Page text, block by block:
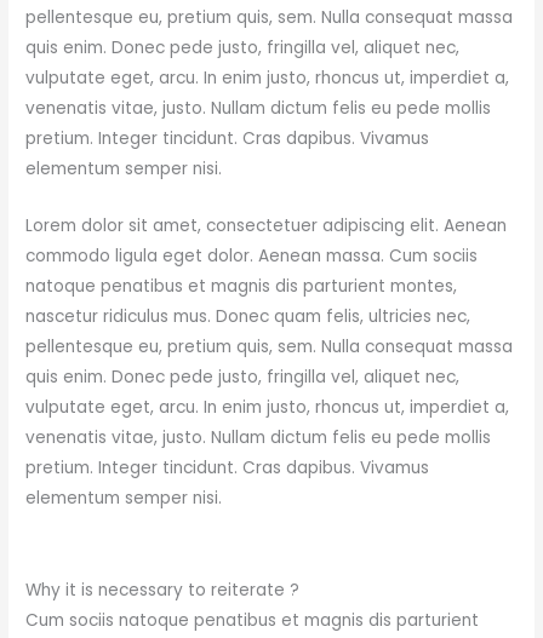
pellentesque eu, pretium quis, sem. Nulla consequat massa
quis enim. Donec pede justo, fringilla vel, aliquet nec,
vulputate eget, arcu. In enim justo, rhoncus ut, imperdiet a,
venenatis vitae, justo. Nullam dictum felis eu pede mollis
pretium. Integer tincidunt. Cras dapibus. Vivamus
elementum semper nisi.
Lorem dolor sit amet, consectetuer adipiscing elit. Aenean
commodo ligula eget dolor. Aenean massa. Cum sociis
natoque penatibus et magnis dis parturient montes,
nascetur ridiculus mus. Donec quam felis, ultricies nec,
pellentesque eu, pretium quis, sem. Nulla consequat massa
quis enim. Donec pede justo, fringilla vel, aliquet nec,
vulputate eget, arcu. In enim justo, rhoncus ut, imperdiet a,
venenatis vitae, justo. Nullam dictum felis eu pede mollis
pretium. Integer tincidunt. Cras dapibus. Vivamus
elementum semper nisi.
Why it is necessary to reiterate ?
Cum sociis natoque penatibus et magnis dis parturient